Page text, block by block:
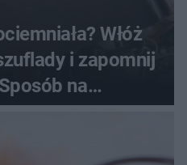
Włóż
i zapomnij
na